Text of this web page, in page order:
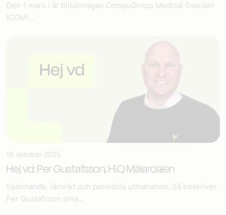
Den 1 mars i år tillkännagav CompuGroup Medical Sweden
(CGM)...
16 oktober 2025
Hej vd: Per Gustafsson, HiQ Mälardalen
Spännande, lärorikt och periodvis utmanande. Så beskriver
Per Gustafsson sina...